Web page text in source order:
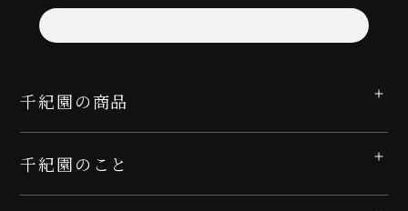
千紀園の商品
千紀園のこと